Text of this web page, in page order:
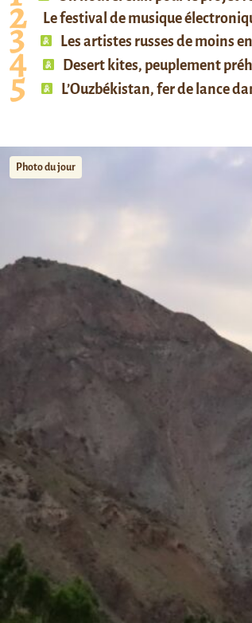
Le festival de musique
Les artistes russes de moins
Desert kites, peuplement
L’Ouzbékistan, fer de lance
Photo du jour